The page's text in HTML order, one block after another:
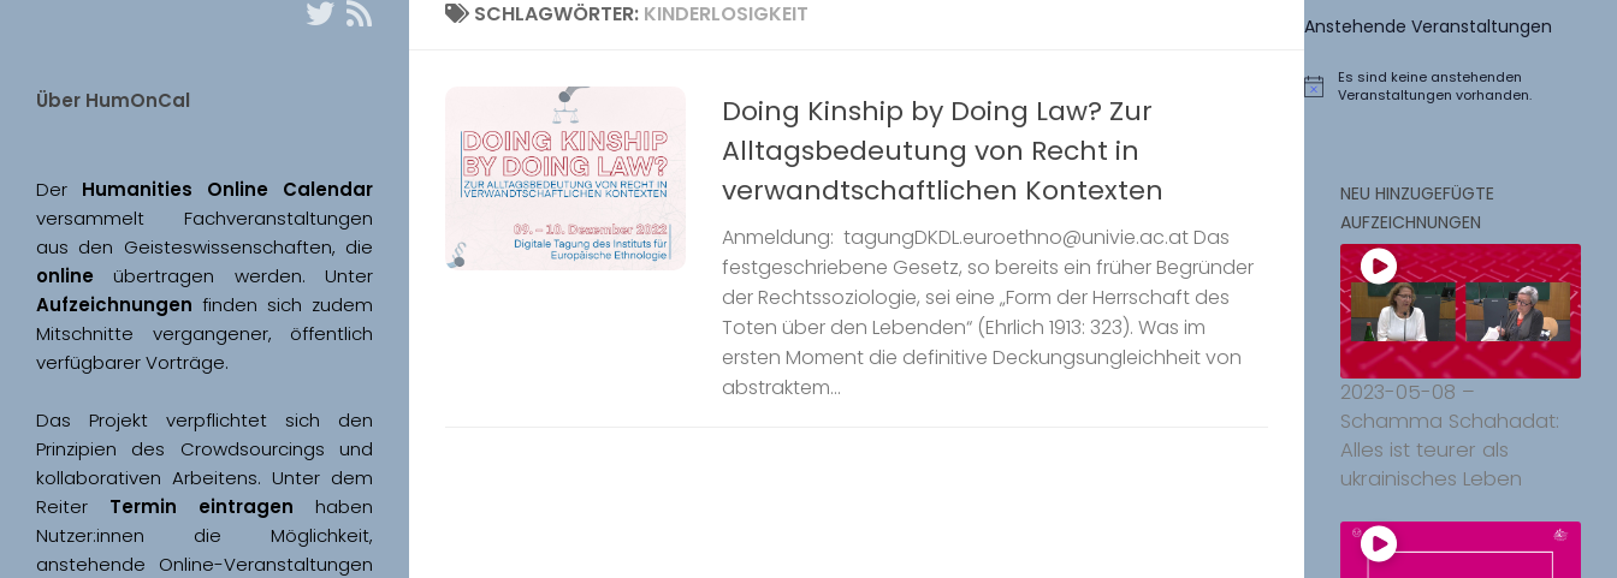
SCHLAGWÖRTER: KINDERLOSIGKEIT
Doing Kinship by Doing Law? Zur
Alltagsbedeutung von Recht in
verwandtschaftlichen Kontexten
Anmeldung: tagungDKDL.euroethno@univie.ac.at Das
festgeschriebene Gesetz, so bereits ein früher Begründer
der Rechtssoziologie, sei eine „Form der Herrschaft des
Toten über den Lebenden“ (Ehrlich 1913: 323). Was im
ersten Moment die definitive Deckungsungleichheit von
abstraktem...
Über HumOnCal
Der
versammelt Fachveranstaltungen
online
Aufzeichnungen finden sich zudem
Mitschnitte vergangener, öffentlich
Das Projekt verpflichtet sich den
Prinzipien des Crowdsourcings und
kollaborativen Arbeitens. Unter dem
Reiter Termin eintragen haben
Nutzer:innen die Möglichkeit,
anstehende Online-Veranstaltungen
Anstehende Veranstaltungen
Hinweis
Es sind keine anstehenden
Veranstaltungen vorhanden.
NEU HINZUGEFÜGTE
AUFZEICHNUNGEN
2023-05-08 –
Schamma Schahadat:
Alles ist teurer als
ukrainisches Leben